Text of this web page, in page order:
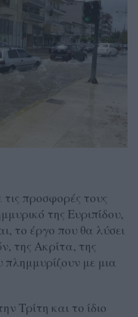
τις προσφορές τους
της Ευριπίδου,
το έργο που θα λύσει
της Ακρίτα, της
με μια
Τρίτη και το ίδιο